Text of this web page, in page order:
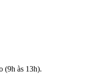
(9h às 13h).